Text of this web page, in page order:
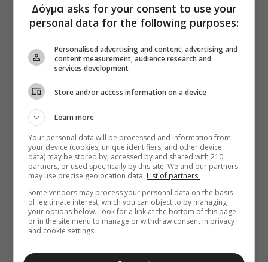
Δόγμα asks for your consent to use your
personal data for the following purposes:
Personalised advertising and content, advertising and
content measurement, audience research and
services development
Store and/or access information on a device
Learn more
Your personal data will be processed and information from
your device (cookies, unique identifiers, and other device
data) may be stored by, accessed by and shared with 210
partners, or used specifically by this site. We and our partners
may use precise geolocation data. List of partners.
Some vendors may process your personal data on the basis
of legitimate interest, which you can object to by managing
your options below. Look for a link at the bottom of this page
or in the site menu to manage or withdraw consent in privacy
and cookie settings.